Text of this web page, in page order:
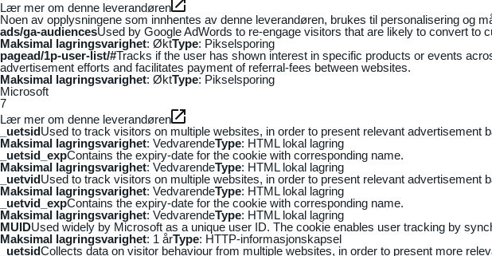
Lær mer om denne leverandøren
Noen av opplysningene som innhentes av denne leverandøren, brukes til personalisering og
ads/ga-audiencesUsed by Google AdWords to re-engage visitors that are likely to convert
Maksimal lagringsvarighet: ØktType: Pikselsporing
pagead/1p-user-list/#Tracks if the user has shown interest in specific products or events
advertisement efforts and facilitates payment of referral-fees between websites.
Maksimal lagringsvarighet: ØktType: Pikselsporing
Microsoft
7
Lær mer om denne leverandøren
_uetsidUsed to track visitors on multiple websites, in order to present relevant advertisement
Maksimal lagringsvarighet: VedvarendeType: HTML lokal lagring
_uetsid_expContains the expiry-date for the cookie with corresponding name.
Maksimal lagringsvarighet: VedvarendeType: HTML lokal lagring
_uetvidUsed to track visitors on multiple websites, in order to present relevant advertisement
Maksimal lagringsvarighet: VedvarendeType: HTML lokal lagring
_uetvid_expContains the expiry-date for the cookie with corresponding name.
Maksimal lagringsvarighet: VedvarendeType: HTML lokal lagring
MUIDUsed widely by Microsoft as a unique user ID. The cookie enables user tracking by
Maksimal lagringsvarighet: 1 årType: HTTP-informasjonskapsel
_uetsidCollects data on visitor behaviour from multiple websites, in order to present more